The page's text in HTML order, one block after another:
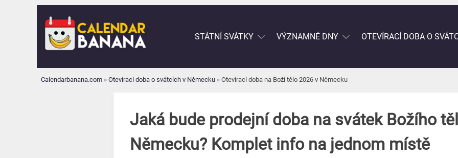
STÁTNÍ SVÁTKY VÝZNAMNÉ DNY OTEVÍRACÍ DOBA O
Calendarbanana.com » Otevírací doba o svátcích v Německu » Otevírací doba na Boží tělo 2026 v Německu
Jaká bude prodejní doba na svátek Božího
Německu? Komplet info na jednom místě